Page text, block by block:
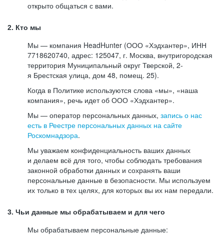
открыто общаться с вами.
2. Кто мы
Мы — компания HeadHunter (ООО «Хэдхантер», ИНН
7718620740, адрес: 125047, г. Москва, внутригородская
территория Муниципальный округ Тверской, 2-
я Брестская улица, дом 48, помещ. 25).
Когда в Политике используются слова «мы», «наша
компания», речь идет об ООО «Хэдхантер».
Мы — оператор персональных данных, запись о нас
есть в Реестре персональных данных на сайте
Роскомнадзора.
Мы уважаем конфиденциальность ваших данных
и делаем всё для того, чтобы соблюдать требования
законной обработки данных и сохранять ваши
персональные данные в безопасности. Мы используем
их только в тех целях, для которых вы их нам передали.
3. Чьи данные мы обрабатываем и для чего
Мы обрабатываем персональные данные: